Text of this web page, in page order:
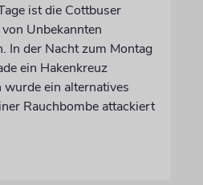
ist die Cottbuser
Unbekannten
In der Nacht zum Montag
ein Hakenkreuz
ein alternatives
Rauchbombe attackiert